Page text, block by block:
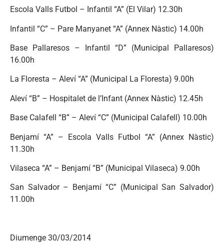
Escola Valls Futbol – Infantil “A” (El Vilar) 12.30h
Infantil “C” – Pare Manyanet “A” (Annex Nàstic) 14.00h
Base Pallaresos – Infantil “D” (Municipal Pallaresos)
16.00h
La Floresta – Aleví “A” (Municipal La Floresta) 9.00h
Aleví “B” – Hospitalet de l’Infant (Annex Nàstic) 12.45h
Base Calafell “B” – Aleví “C” (Municipal Calafell) 10.00h
Benjamí “A” – Escola Valls Futbol “A” (Annex Nàstic)
11.30h
Vilaseca “A” – Benjamí “B” (Municipal Vilaseca) 9.00h
San Salvador – Benjamí “C” (Municipal San Salvador)
11.00h
Diumenge 30/03/2014